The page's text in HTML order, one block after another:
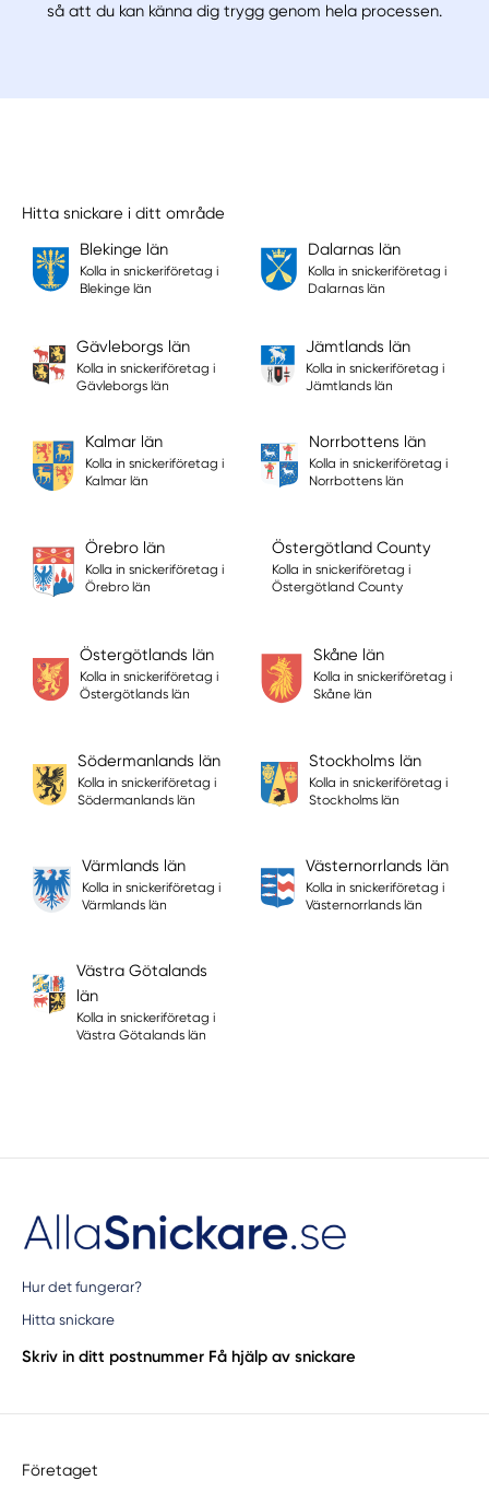
så att du kan känna dig trygg genom hela processen.
Hitta snickare i ditt område
Blekinge län
Kolla in snickeriföretag i
Blekinge län
Dalarnas län
Kolla in snickeriföretag i
Dalarnas län
Gävleborgs län
Kolla in snickeriföretag i
Gävleborgs län
Jämtlands län
Kolla in snickeriföretag i
Jämtlands län
Kalmar län
Kolla in snickeriföretag i
Kalmar län
Norrbottens län
Kolla in snickeriföretag i
Norrbottens län
Örebro län
Kolla in snickeriföretag i
Örebro län
Östergötland County
Kolla in snickeriföretag i
Östergötland County
Östergötlands län
Kolla in snickeriföretag i
Östergötlands län
Skåne län
Kolla in snickeriföretag i
Skåne län
Södermanlands län
Kolla in snickeriföretag i
Södermanlands län
Stockholms län
Kolla in snickeriföretag i
Stockholms län
Värmlands län
Kolla in snickeriföretag i
Värmlands län
Västernorrlands län
Kolla in snickeriföretag i
Västernorrlands län
Västra Götalands
län
Kolla in snickeriföretag i
Västra Götalands län
Hur det fungerar?
Hitta snickare
Skriv in ditt postnummer Få hjälp av snickare
Företaget